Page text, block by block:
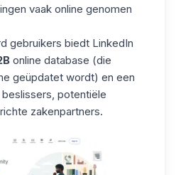
vaak online genomen
gebruikers biedt LinkedIn
online database (die
geüpdatet wordt) en een
potentiële
zakenpartners.